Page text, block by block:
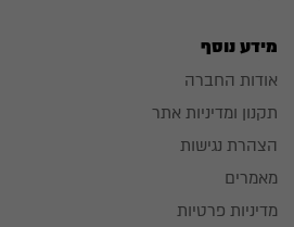
מידע נוסף
אודות החברה
תקנון ומדיניות אתר
הצהרת נגישות
מאמרים
מדיניות פרטיות